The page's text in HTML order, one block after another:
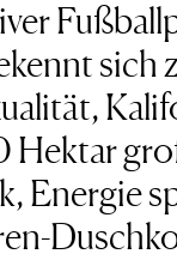
sich
Hektar
Energie